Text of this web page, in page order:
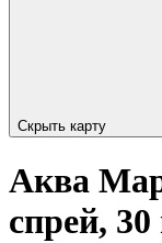
Скрыть карту
Аква
спрей,